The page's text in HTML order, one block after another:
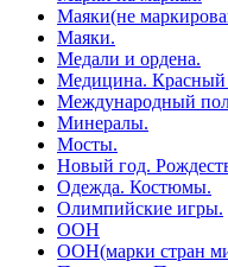
Маяки(не
Маяки.
Медали и ордена.
Медицина. Красный
Международный
Минералы.
Мосты.
Новый год.
Одежда. Костюмы.
Олимпийские игры.
ООН
ООН(марки стран